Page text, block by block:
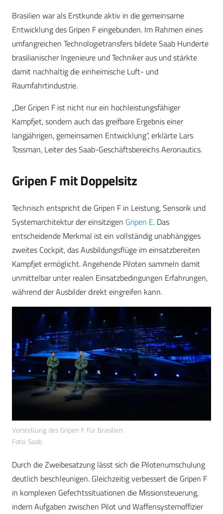
Brasilien war als Erstkunde aktiv in die gemeinsame
Entwicklung des Gripen F eingebunden. Im Rahmen eines
umfangreichen Technologietransfers bildete Saab Hunderte
brasilianischer Ingenieure und Techniker aus und stärkte
damit nachhaltig die einheimische Luft- und
Raumfahrtindustrie.
„Der Gripen F ist nicht nur ein hochleistungsfähiger
Kampfjet, sondern auch das greifbare Ergebnis einer
langjährigen, gemeinsamen Entwicklung“, erklärte Lars
Tossman, Leiter des Saab-Geschäftsbereichs Aeronautics.
Gripen F mit Doppelsitz
Technisch entspricht die Gripen F in Leistung, Sensorik und
Systemarchitektur der einsitzigen Gripen E. Das
entscheidende Merkmal ist ein vollständig unabhängiges
zweites Cockpit, das Ausbildungsflüge im einsatzbereiten
Kampfjet ermöglicht. Angehende Piloten sammeln damit
unmittelbar unter realen Einsatzbedingungen Erfahrungen,
während der Ausbilder direkt eingreifen kann.
Vorstellung des Gripen F für Brasilien.
Foto: Saab
Durch die Zweibesatzung lässt sich die Pilotenumschulung
deutlich beschleunigen. Gleichzeitig verbessert die Gripen F
in komplexen Gefechtssituationen die Missionsteuerung,
indem Aufgaben zwischen Pilot und Waffensystemoffizier